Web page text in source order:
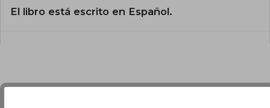
El libro está escrito en Español.